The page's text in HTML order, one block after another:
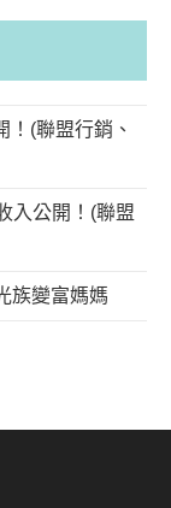
！(聯盟行銷、
入公開！(聯盟
族變富媽媽